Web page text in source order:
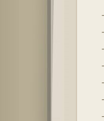
-
-
-
-
-
-
-